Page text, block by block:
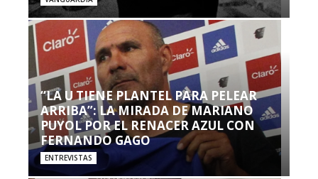
“LA U TIENE PLANTEL PARA PELEAR
ARRIBA”: LA MIRADA DE MARIANO
PUYOL POR EL RENACER AZUL CON
FERNANDO GAGO
ENTREVISTAS